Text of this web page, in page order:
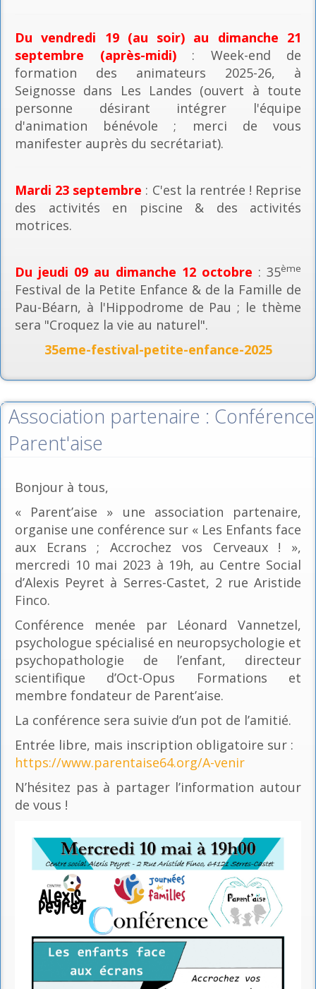
Du vendredi 19 (au soir) au dimanche 21
septembre (après-midi): Week-end de
formation des animateurs 2025-26, à
Seignosse dans Les Landes (ouvert à toute
personne désirant intégrer l'équipe
d'animation bénévole ; merci de vous
manifester auprès du secrétariat).
Mardi 23 septembre : C'est la rentrée ! Reprise
des activités en piscine & des activités
motrices.
Du jeudi 09 au dimanche 12 octobre : 35ème
Festival de la Petite Enfance & de la Famille de
Pau-Béarn, à l'Hippodrome de Pau ; le thème
sera "Croquez la vie au naturel".
35eme-festival-petite-enfance-2025
Association partenaire : Conférence
Parent'aise
Bonjour à tous,
« Parent’aise » une association partenaire,
organise une conférence sur « Les Enfants face
aux Ecrans ; Accrochez vos Cerveaux ! »,
mercredi 10 mai 2023 à 19h, au Centre Social
d’Alexis Peyret à Serres-Castet, 2 rue Aristide
Finco.
Conférence menée par Léonard Vannetzel,
psychologue spécialisé en neuropsychologie et
psychopathologie de l’enfant, directeur
scientifique d’Oct-Opus Formations et
membre fondateur de Parent’aise.
La conférence sera suivie d’un pot de l’amitié.
Entrée libre, mais inscription obligatoire sur :
https://www.parentaise64.org/A-venir
N’hésitez pas à partager l’information autour
de vous !